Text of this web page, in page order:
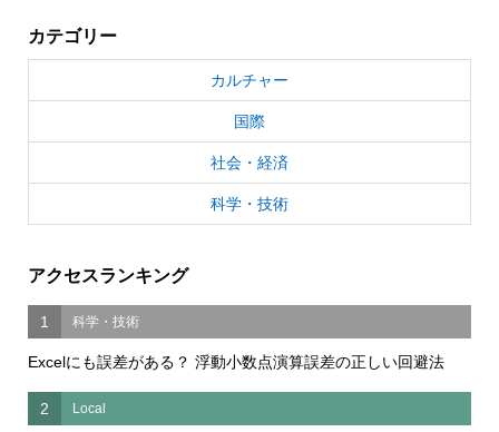
カテゴリー
カルチャー
国際
社会・経済
科学・技術
アクセスランキング
1 科学・技術
Excelにも誤差がある？ 浮動小数点演算誤差の正しい回避法
2 Local